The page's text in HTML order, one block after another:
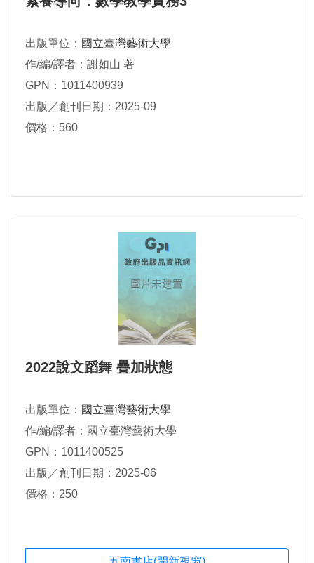
出版單位： 國立臺灣藝術大學
作/編/譯者：謝如山 著
GPN：1011400939
出版／創刊日期：2025-09
價格：560
2022說文蹈舞 疊加狀態
出版單位： 國立臺灣藝術大學
作/編/譯者：國立臺灣藝術大學
GPN：1011400525
出版／創刊日期：2025-06
價格：250